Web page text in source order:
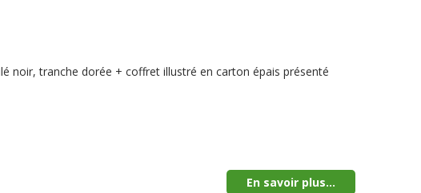
noir, tranche dorée + coffret illustré en carton épais présenté
En savoir plus...